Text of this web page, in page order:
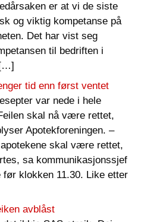
er at vi de siste
og viktig kompetanse på
Det har vist seg
til bedriften i
[…]
tid enn først ventet
var nede i hele
skal nå være rettet,
Apotekforeningen. –
skal være rettet,
sa kommunikasjonssjef
klokken 11.30. Like etter
avblåst